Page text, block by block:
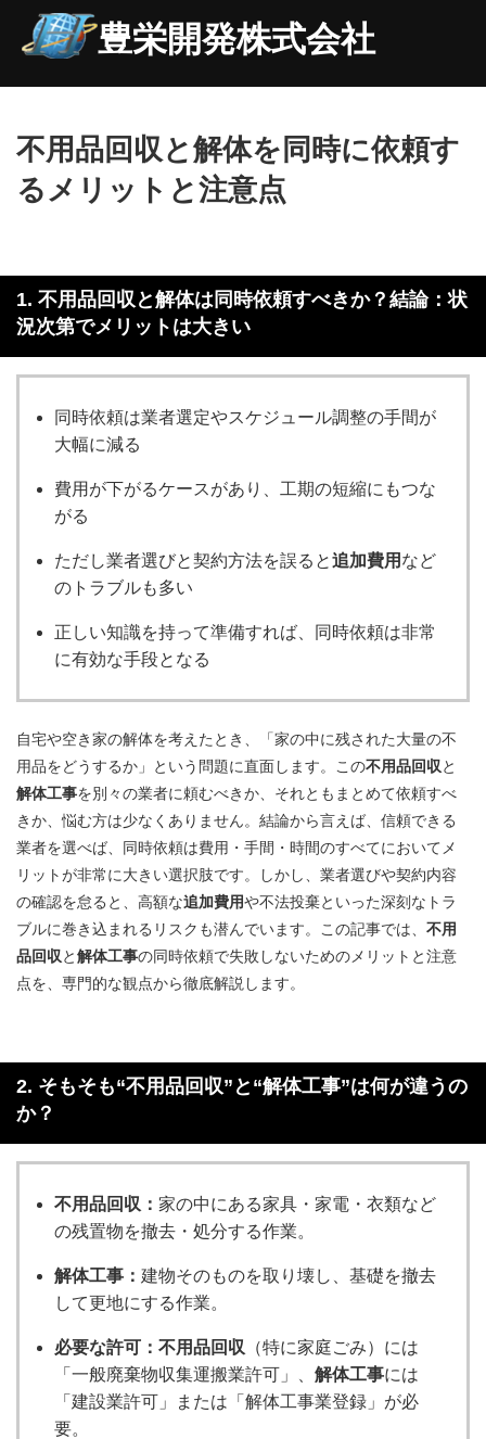
豊栄開発株式会社
不用品回収と解体を同時に依頼す
るメリットと注意点
1. 不用品回収と解体は同時依頼すべきか？結論：状
況次第でメリットは大きい
同時依頼は業者選定やスケジュール調整の手間が
大幅に減る
費用が下がるケースがあり、工期の短縮にもつな
がる
ただし業者選びと契約方法を誤ると追加費用 など
のトラブルも多い
正しい知識を持って準備すれば、同時依頼は非常
に有効な手段となる
自宅や空き家の解体を考えたとき、「家の中に残された大量の不
用品をどうするか」という問題に直面します。この不用品回収と
解体工事を別々の業者に頼むべきか、それともまとめて依頼すべ
きか、悩む方は少なくありません。結論から言えば、信頼できる
業者を選べば、同時依頼は費用・手間・時間のすべてにおいてメ
リットが非常に大きい選択肢です。しかし、業者選びや契約内容
の確認を怠ると、高額な追加費用や不法投棄といった深刻なトラ
ブルに巻き込まれるリスクも潜んでいます。この記事では、 不用
品回収と解体工事の同時依頼で失敗しないためのメリットと注意
点を、専門的な観点から徹底解説します。
2. そもそも“不用品回収”と“解体工事”は何が違うの
か？
不用品回収 ： 家の中にある家具・家電・衣類など
の残置物を撤去・処分する作業。
解体工事 ： 建物そのものを取り壊し、基礎を撤去
して更地にする作業。
必要な許可： 不用品回収
（特に家庭ごみ）には
「一般廃棄物収集運搬業許可」、 解体工事には
「建設業許可」または「解体工事業登録」が必
要。